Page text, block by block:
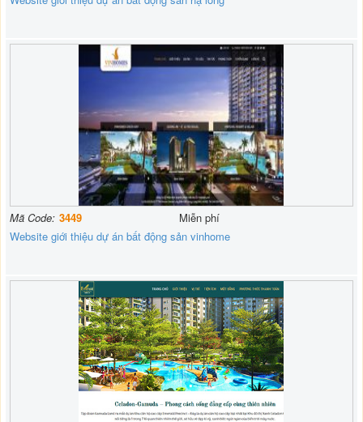
Mã Code: 3449
Miễn phí
Website giới thiệu dự án bất động sản vinhome